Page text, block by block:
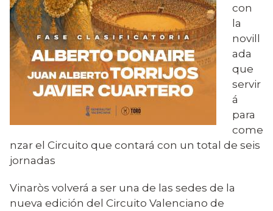
con
la
novill
ada
que
servir
á
para
come
nzar el Circuito que contará con un total de seis
jornadas
Vinaròs volverá a ser una de las sedes de la
nueva edición del Circuito Valenciano de